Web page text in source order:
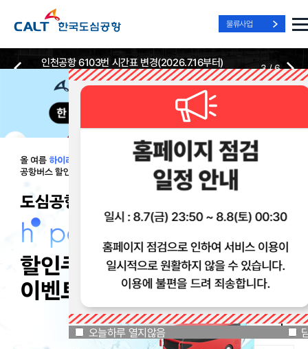
물류사업
오늘하루 열지않음오늘하루 열지않음
Best Way, Fast Way
to the Airport
Best Way, Fast Way
to the Airport
Best Way, Fast Way
to the Airport
인천공항 6103번 시간표 변경(2026.7.16부터)
2026-07-13 2026-07-13
3/6
실시간
위치안내
리무진 노선
및 시간표
리무진
예매
리무진
이용 혜택
공지사항